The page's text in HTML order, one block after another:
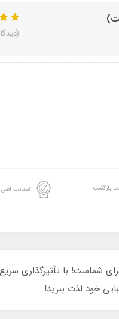
(دیدگاه 30
ضمانت اصل
شماست! با تأثیرگذاری
خود لذت ببرید!